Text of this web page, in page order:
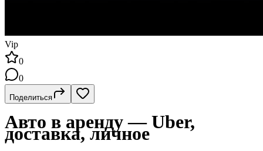
Vip
0
0
Поделиться
Авто в аренду — Uber,
доставка, личное